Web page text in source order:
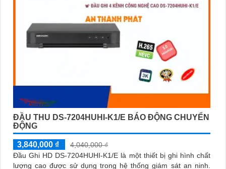
ĐẦU THU DS-7204HUHI-K1/E BÁO ĐỘNG CHUYỂN
ĐỘNG
3,840,000 ₫
4,040,000 ₫
Đầu Ghi HD DS-7204HUHI-K1/E là một thiết bị ghi hình chất
lượng cao được sử dụng trong hệ thống giám sát an ninh.